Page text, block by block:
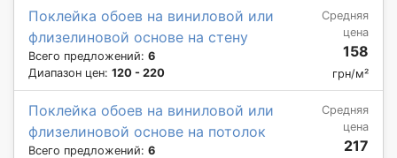
Поклейка обоев на виниловой или
флизелиновой основе на стену
Всего предложений: 6
Диапазон цен: 120 - 220
Средняя
цена
158
грн/м²
Поклейка обоев на виниловой или
флизелиновой основе на потолок
Всего предложений: 6
Средняя
цена
217